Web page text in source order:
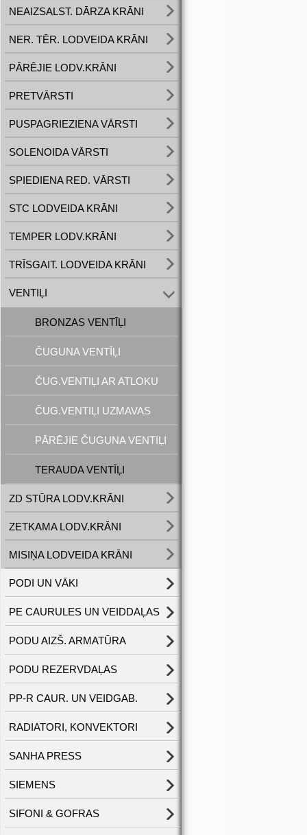
NEAIZSALST. DĀRZA KRĀNI
NER. TĒR. LODVEIDA KRĀNI
PĀRĒJIE LODV.KRĀNI
PRETVĀRSTI
PUSPAGRIEZIENA VĀRSTI
SOLENOIDA VĀRSTI
SPIEDIENA RED. VĀRSTI
STC LODVEIDA KRĀNI
TEMPER LODV.KRĀNI
TRĪSGAIT. LODVEIDA KRĀNI
VENTIĻI
BRONZAS VENTĪĻI
ČUGUNA VENTĪĻI
ČUG.VENTIĻI AR ATLOKU
ČUG.VENTIĻI UZMAVAS
PĀRĒJIE ČUGUNA VENTIĻI
TERAUDA VENTĪĻI
ZD STŪRA LODV.KRĀNI
ZETKAMA LODV.KRĀNI
MISIŅA LODVEIDA KRĀNI
PODI UN VĀKI
PE CAURULES UN VEIDDAĻAS
PODU AIZŠ. ARMATŪRA
PODU REZERVDAĻAS
PP-R CAUR. UN VEIDGAB.
RADIATORI, KONVEKTORI
SANHA PRESS
SIEMENS
SIFONI & GOFRAS